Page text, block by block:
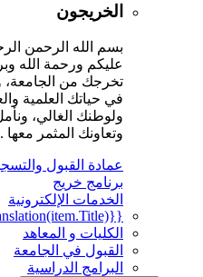
الخريجون
بسم الله الرحمن
عليكم ورحمة الله
تخرجك من الجامعة،
في حياتك العلمية
ولوطنك الغالي،
وتعاونك المثمر معها .
عمادة القبول
برنامج خريج
الخدمات الإلكترونية
{{mmc.getCurrentTranslation(item.Title)}}
الكليات و المعاهد
القبول في الجامعة
البرامج الدراسية